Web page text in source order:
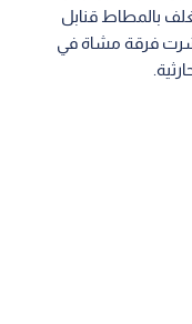
بالمطاط قنابل
فرقة مشاة في